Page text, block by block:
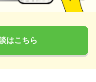
はこちら